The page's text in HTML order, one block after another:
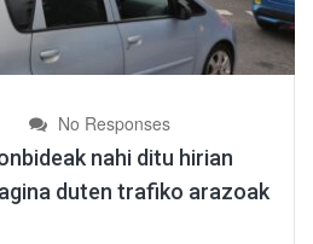
No Responses
nahi ditu hirian
duten trafiko arazoak